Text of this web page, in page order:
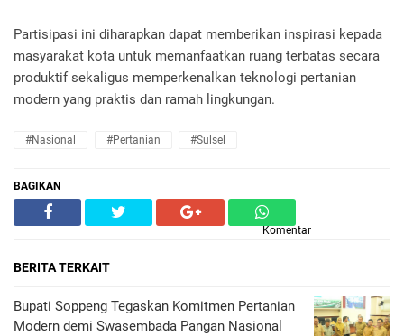
Partisipasi ini diharapkan dapat memberikan inspirasi kepada
masyarakat kota untuk memanfaatkan ruang terbatas secara
produktif sekaligus memperkenalkan teknologi pertanian
modern yang praktis dan ramah lingkungan.
#Nasional #Pertanian #Sulsel
BAGIKAN
Komentar
BERITA TERKAIT
Bupati Soppeng Tegaskan Komitmen Pertanian
Modern demi Swasembada Pangan Nasional